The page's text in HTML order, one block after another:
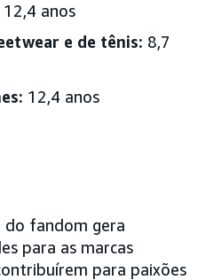
12,4 anos
e de tênis: 8,7
12,4 anos
do fandom gera
para as marcas
para paixões